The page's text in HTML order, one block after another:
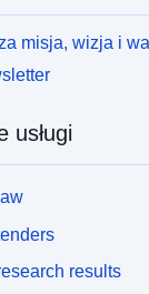
misja, wizja i
usługi
results